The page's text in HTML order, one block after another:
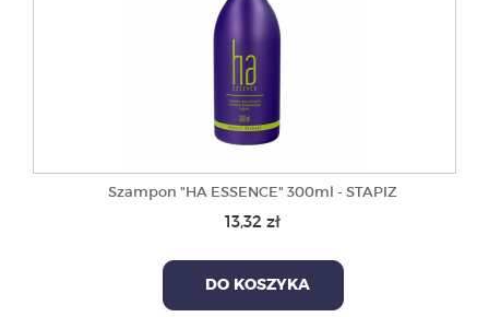
Szampon "HA ESSENCE" 300ml - STAPIZ
13,32 zł
DO KOSZYKA